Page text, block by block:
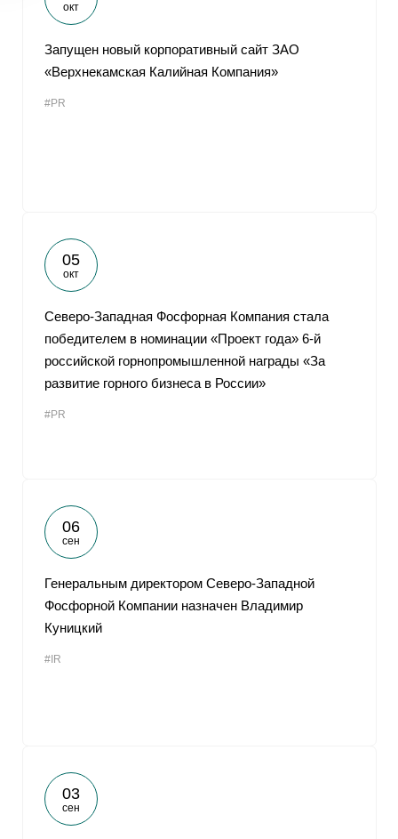
окт
Запущен новый корпоративный сайт ЗАО
«Верхнекамская Калийная Компания»
#PR
05
окт
Северо-Западная Фосфорная Компания стала
победителем в номинации «Проект года» 6-й
российской горнопромышленной награды «За
развитие горного бизнеса в России»
#PR
06
сен
Генеральным директором Северо-Западной
Фосфорной Компании назначен Владимир
Куницкий
#IR
03
сен